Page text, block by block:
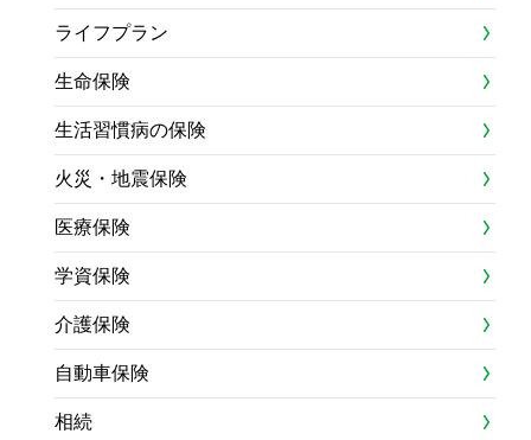
ライフプラン
生命保険
生活習慣病の保険
火災・地震保険
医療保険
学資保険
介護保険
自動車保険
相続